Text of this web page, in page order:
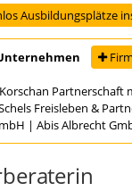
Ausbildungsplätze
Partnerschaft
Freisleben &
| Abis Albrecht